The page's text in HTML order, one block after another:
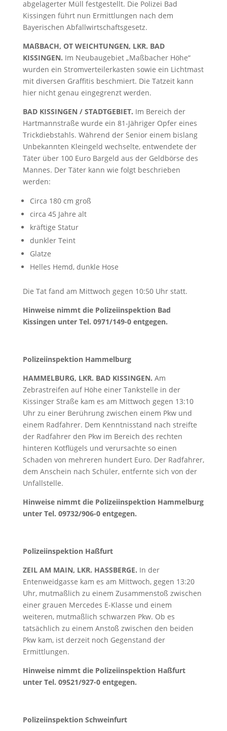
abgelagerter Müll festgestellt. Die Polizei Bad
Kissingen führt nun Ermittlungen nach dem
Bayerischen Abfallwirtschaftsgesetz.
MAßBACH, OT WEICHTUNGEN, LKR. BAD
KISSINGEN. Im Neubaugebiet „Maßbacher Höhe“
wurden ein Stromverteilerkasten sowie ein Lichtmast
mit diversen Graffitis beschmiert. Die Tatzeit kann
hier nicht genau eingegrenzt werden.
BAD KISSINGEN / STADTGEBIET. Im Bereich der
Hartmannstraße wurde ein 81-Jähriger Opfer eines
Trickdiebstahls. Während der Senior einem bislang
Unbekannten Kleingeld wechselte, entwendete der
Täter über 100 Euro Bargeld aus der Geldbörse des
Mannes. Der Täter kann wie folgt beschrieben
werden:
Circa 180 cm groß
circa 45 Jahre alt
kräftige Statur
dunkler Teint
Glatze
Helles Hemd, dunkle Hose
Die Tat fand am Mittwoch gegen 10:50 Uhr statt.
Hinweise nimmt die Polizeiinspektion Bad
Kissingen unter Tel. 0971/149-0 entgegen.
Polizeiinspektion Hammelburg
HAMMELBURG, LKR. BAD KISSINGEN. Am
Zebrastreifen auf Höhe einer Tankstelle in der
Kissinger Straße kam es am Mittwoch gegen 13:10
Uhr zu einer Berührung zwischen einem Pkw und
einem Radfahrer. Dem Kenntnisstand nach streifte
der Radfahrer den Pkw im Bereich des rechten
hinteren Kotflügels und verursachte so einen
Schaden von mehreren hundert Euro. Der Radfahrer,
dem Anschein nach Schüler, entfernte sich von der
Unfallstelle.
Hinweise nimmt die Polizeiinspektion Hammelburg
unter Tel. 09732/906-0 entgegen.
Polizeiinspektion Haßfurt
ZEIL AM MAIN, LKR. HASSBERGE. In der
Entenweidgasse kam es am Mittwoch, gegen 13:20
Uhr, mutmaßlich zu einem Zusammenstoß zwischen
einer grauen Mercedes E-Klasse und einem
weiteren, mutmaßlich schwarzen Pkw. Ob es
tatsächlich zu einem Anstoß zwischen den beiden
Pkw kam, ist derzeit noch Gegenstand der
Ermittlungen.
Hinweise nimmt die Polizeiinspektion Haßfurt
unter Tel. 09521/927-0 entgegen.
Polizeiinspektion Schweinfurt